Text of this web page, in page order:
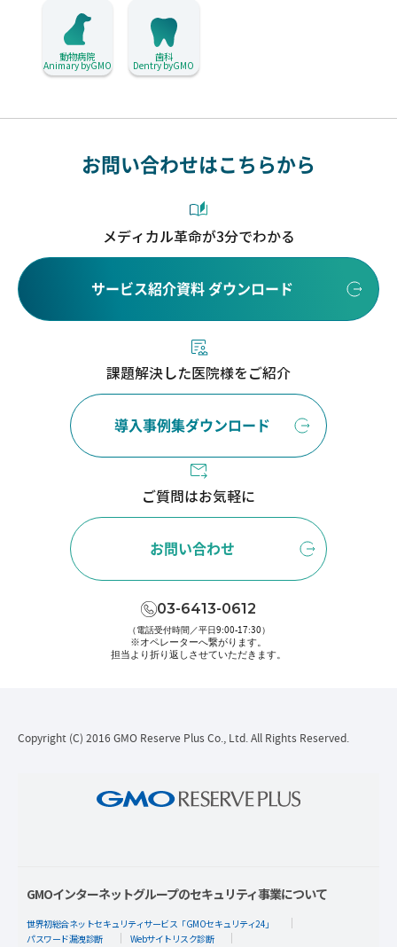
動物病院
Animary byGMO
歯科
Dentry byGMO
お問い合わせはこちらから
メディカル革命が3分でわかる
サービス紹介資料 ダウンロード
課題解決した医院様をご紹介
導入事例集ダウンロード
ご質問はお気軽に
お問い合わせ
03-6413-0612
（電話受付時間／平日9:00-17:30）
※オペレーターへ繋がります。
担当より折り返しさせていただきます。
Copyright (C) 2016 GMO Reserve Plus Co., Ltd. All Rights Reserved.
GMOインターネットグループのセキュリティ事業について
世界初総合ネットセキュリティサービス「GMOセキュリティ24」
パスワード漏洩診断
Webサイトリスク診断